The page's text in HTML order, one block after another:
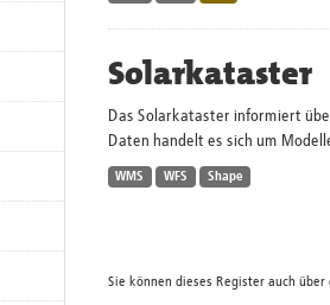
Solarkataster
Das Solarkataster informiert
Daten handelt es sich um
WMS WFS Shape
Sie können dieses Register auch über